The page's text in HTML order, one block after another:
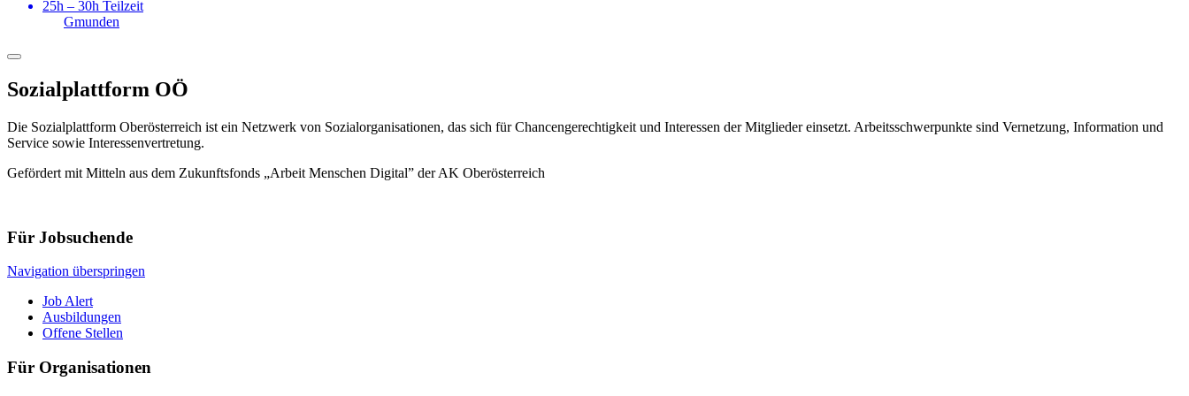
25h – 30h Teilzeit
Gmunden
Sozialplattform OÖ
Die Sozialplattform Oberösterreich ist ein Netzwerk von Sozialorganisationen, das sich für Chancengerechtigkeit und Interessen der Mitglieder einsetzt. Arbeitsschwerpunkte sind Vernetzung, Information und
Service sowie Interessenvertretung.
Gefördert mit Mitteln aus dem Zukunftsfonds „Arbeit Menschen Digital” der AK Oberösterreich
Für Jobsuchende
Navigation überspringen
Job Alert
Ausbildungen
Offene Stellen
Für Organisationen